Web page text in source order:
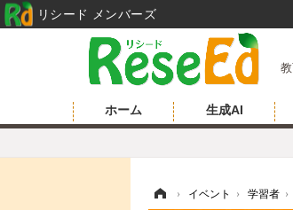
ホーム 生成AI
› イベント › 学習者 ›
リシード メンバーズ